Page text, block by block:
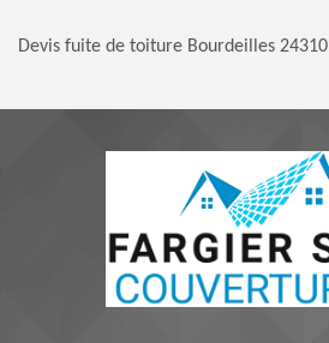
Devis fuite de toiture Bourdeilles 24310